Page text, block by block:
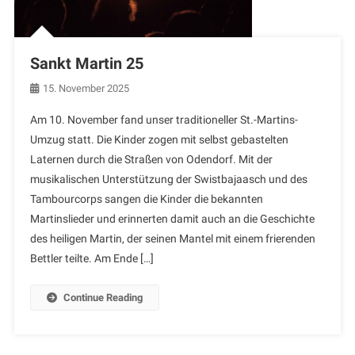
Sankt Martin 25
15. November 2025
Am 10. November fand unser traditioneller St.-Martins-
Umzug statt. Die Kinder zogen mit selbst gebastelten
Laternen durch die Straßen von Odendorf. Mit der
musikalischen Unterstützung der Swistbajaasch und des
Tambourcorps sangen die Kinder die bekannten
Martinslieder und erinnerten damit auch an die Geschichte
des heiligen Martin, der seinen Mantel mit einem frierenden
Bettler teilte. Am Ende […]
Continue Reading